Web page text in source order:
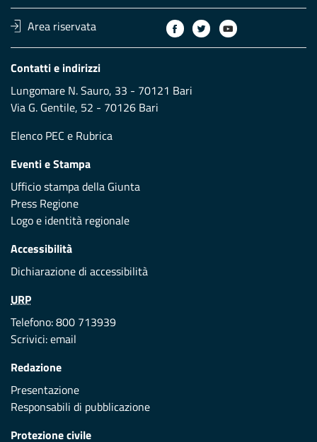
Area riservata
Contatti e indirizzi
Lungomare N. Sauro, 33 - 70121 Bari
Via G. Gentile, 52 - 70126 Bari
Elenco PEC e Rubrica
Eventi e Stampa
Ufficio stampa della Giunta
Press Regione
Logo e identità regionale
Accessibilità
Dichiarazione di accessibilità
URP
Telefono: 800 713939
Scrivici:email
Redazione
Presentazione
Responsabili di pubblicazione
Protezione civile